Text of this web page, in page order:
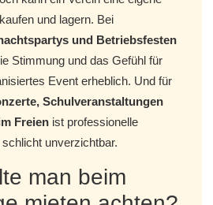
und lagern. Bei
und Betriebsfesten
Stimmung und das Gefühl für
Event erheblich. Und für
Schulveranstaltungen
Freien ist professionelle
unverzichtbar.
man beim